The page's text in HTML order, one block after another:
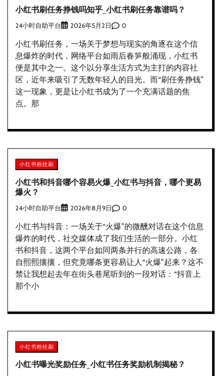
小红书刷任务挣钱吗知乎_小红书刷任务靠谱吗？
24小时自助平台 2026年5月2日 0
小红书刷任务，一场关于梦想与现实的角逐在这个信
息爆炸的时代，网络平台如雨后春笋般涌现，小红书
便是其中之一。这个以分享生活方式为主打的内容社
区，近年来吸引了无数年轻人的目光。而“刷任务挣钱”
这一现象，更是让小红书成为了一个充满话题的焦
点。那
小红书粉丝刷
小红书和抖音哪个容易火爆_小红书与抖音，哪个更易
爆火？
24小时自助平台 2026年8月9日 0
小红书与抖音：一场关于“火爆”的微醺对话在这个信息
爆炸的时代，社交媒体成了我们生活的一部分。小红
书和抖音，这两个平台如同两条并行的高速公路，各
自熙熙攘攘，但究竟哪条更容易让人“火爆”起来？这不
禁让我想起去年在街头巷尾听到的一段对话：“抖音上
那个小
小红书粉丝刷
小红书曝光奖励任务_小红书任务奖励机制揭秘？